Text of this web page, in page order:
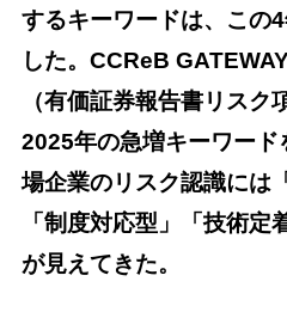
するキーワードは、この
した。CCReB
（有価証券報告書リス
2025年の急増キーワー
場企業のリスク認識には
「制度対応型」「技術
が見えてきた。